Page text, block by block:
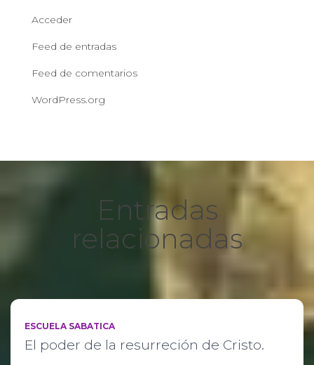
Acceder
Feed de entradas
Feed de comentarios
WordPress.org
Entradas
relacionadas
ESCUELA SABATICA
El poder de la resurreción de Cristo.